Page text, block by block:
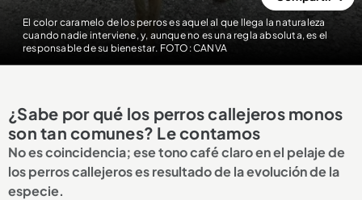
El color caramelo de los perros es aquel al que llega la naturaleza
cuando nadie interviene, y, aunque no es una regla absoluta, es el
responsable de su bienestar. FOTO: CANVA
¿Sabe por qué los perros callejeros monos
son tan comunes? Le contamos
No es coincidencia; ese tono café claro en el pelaje de
los perros callejeros es resultado de la evolución de la
especie.